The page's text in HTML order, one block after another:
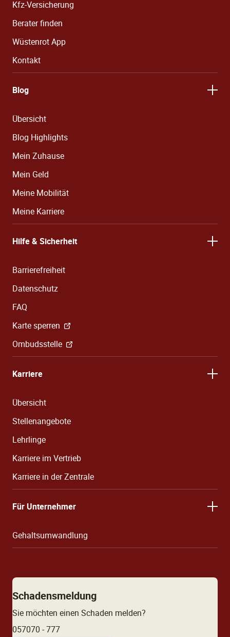
Kfz-Versicherung
Berater finden
Wüstenrot App
Kontakt
Blog
Übersicht
Blog Highlights
Mein Zuhause
Mein Geld
Meine Mobilität
Meine Karriere
Hilfe & Sicherheit
Barrierefreiheit
Datenschutz
FAQ
Karte sperren
Ombudsstelle
Karriere
Übersicht
Stellenangebote
Lehrlinge
Karriere im Vertrieb
Karriere in der Zentrale
Für Unternehmer
Gehaltsumwandlung
Schadensmeldung
Sie möchten einen Schaden melden?
057070 - 777